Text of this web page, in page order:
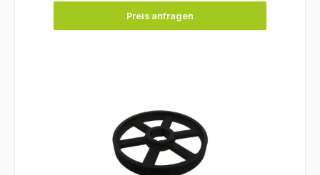
Preis anfragen